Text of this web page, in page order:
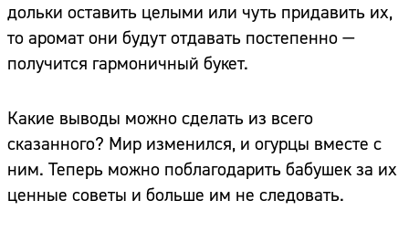
дольки оставить целыми или чуть придавить их,
то аромат они будут отдавать постепенно —
получится гармоничный букет.
Какие выводы можно сделать из всего
сказанного? Мир изменился, и огурцы вместе с
ним. Теперь можно поблагодарить бабушек за их
ценные советы и больше им не следовать.